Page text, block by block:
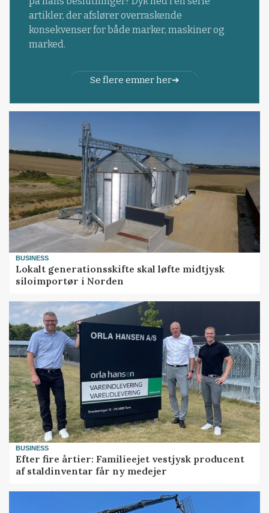
artikler, der afslører overraskende
konsekvenser for både marker, maskiner og
marked.
Se flere emner her
BUSINESS
Lokalt generationsskifte skal løfte midtjysk
siloimportør i Norden
BUSINESS
Efter fire årtier: Familieejet vestjysk producent
af staldinventar får ny medejer